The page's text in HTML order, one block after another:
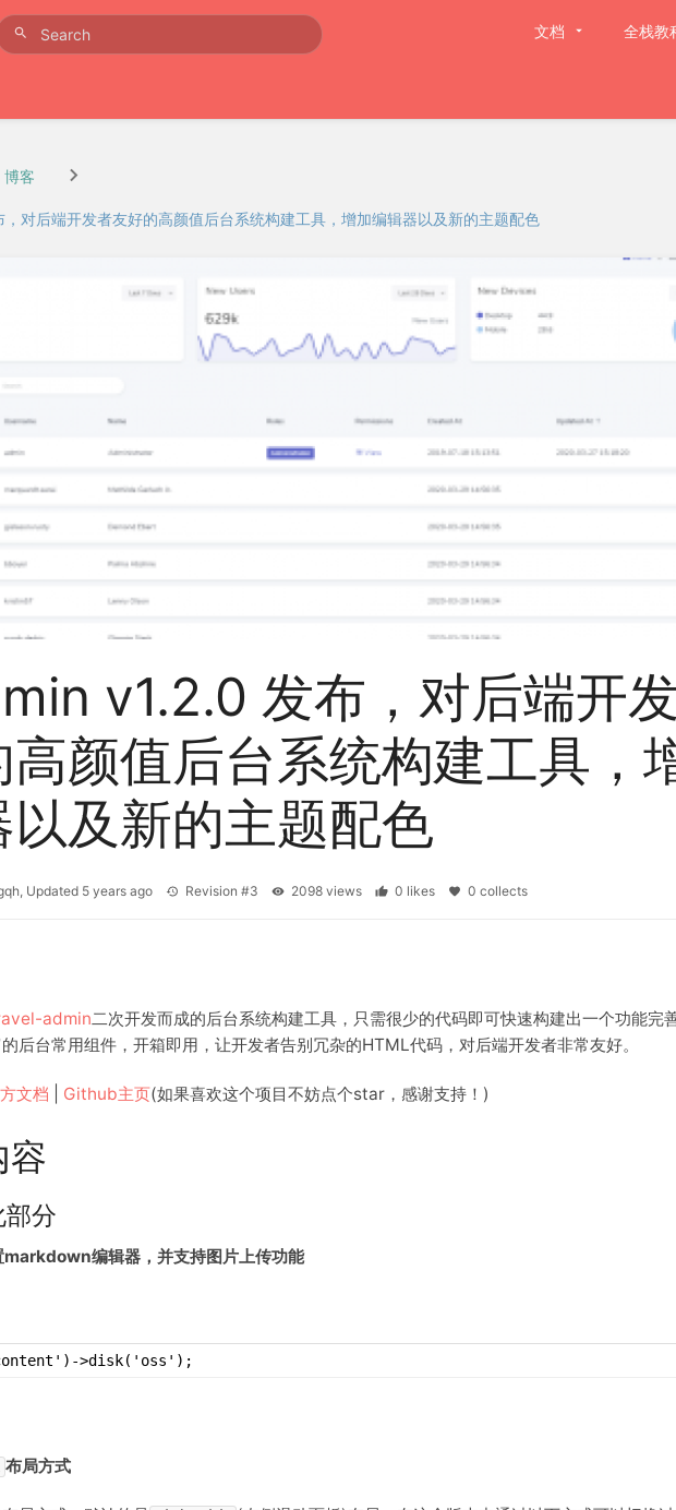
文档 全栈教
博客
对后端开发者友好的高颜值后台系统构建工具，增加编辑器以及新的主题配色
v1.2.0 发布，对后端开
颜值后台系统构建工具，
以及新的主题配色
, Updated 5 years ago Revision #3 2098 views 0 likes 0 collects
admin二次开发而成的后台系统构建工具，只需很少的代码即可快速构建出一个功能完
后台常用组件，开箱即用，让开发者告别冗杂的HTML代码，对后端开发者非常友好。
文档 Github主页(如果喜欢这个项目不妨点个star，感谢支持！)
容
分
markdown编辑器，并支持图片上传功能
>disk('oss');
布局方式